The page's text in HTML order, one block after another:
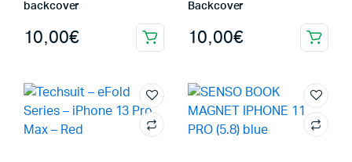
backcover
10,00€
Backcover
10,00€